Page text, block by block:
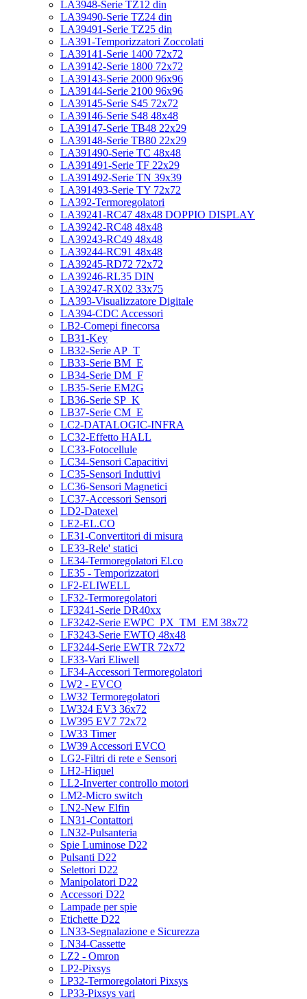
LA3948-Serie TZ12 din
LA39490-Serie TZ24 din
LA39491-Serie TZ25 din
LA391-Temporizzatori Zoccolati
LA39141-Serie 1400 72x72
LA39142-Serie 1800 72x72
LA39143-Serie 2000 96x96
LA39144-Serie 2100 96x96
LA39145-Serie S45 72x72
LA39146-Serie S48 48x48
LA39147-Serie TB48 22x29
LA39148-Serie TB80 22x29
LA391490-Serie TC 48x48
LA391491-Serie TF 22x29
LA391492-Serie TN 39x39
LA391493-Serie TY 72x72
LA392-Termoregolatori
LA39241-RC47 48x48 DOPPIO DISPLAY
LA39242-RC48 48x48
LA39243-RC49 48x48
LA39244-RC91 48x48
LA39245-RD72 72x72
LA39246-RL35 DIN
LA39247-RX02 33x75
LA393-Visualizzatore Digitale
LA394-CDC Accessori
LB2-Comepi finecorsa
LB31-Key
LB32-Serie AP_T
LB33-Serie BM_E
LB34-Serie DM_F
LB35-Serie EM2G
LB36-Serie SP_K
LB37-Serie CM_E
LC2-DATALOGIC-INFRA
LC32-Effetto HALL
LC33-Fotocellule
LC34-Sensori Capacitivi
LC35-Sensori Induttivi
LC36-Sensori Magnetici
LC37-Accessori Sensori
LD2-Datexel
LE2-EL.CO
LE31-Convertitori di misura
LE33-Rele' statici
LE34-Termoregolatori El.co
LE35 - Temporizzatori
LF2-ELIWELL
LF32-Termoregolatori
LF3241-Serie DR40xx
LF3242-Serie EWPC_PX_TM_EM 38x72
LF3243-Serie EWTQ 48x48
LF3244-Serie EWTR 72x72
LF33-Vari Eliwell
LF34-Accessori Termoregolatori
LW2 - EVCO
LW32 Termoregolatori
LW324 EV3 36x72
LW395 EV7 72x72
LW33 Timer
LW39 Accessori EVCO
LG2-Filtri di rete e Sensori
LH2-Hiquel
LL2-Inverter controllo motori
LM2-Micro switch
LN2-New Elfin
LN31-Contattori
LN32-Pulsanteria
Spie Luminose D22
Pulsanti D22
Selettori D22
Manipolatori D22
Accessori D22
Lampade per spie
Etichette D22
LN33-Segnalazione e Sicurezza
LN34-Cassette
LZ2 - Omron
LP2-Pixsys
LP32-Termoregolatori Pixsys
LP33-Pixsys vari